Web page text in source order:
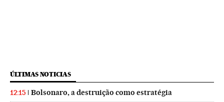
ÚLTIMAS NOTICIAS
12:15 Bolsonaro, a destruição como estratégia